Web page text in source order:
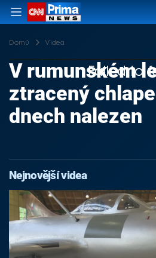
Domů Videa
Failed to
V rumunském
ztracený
dnech nalezen
Nejnovější videa